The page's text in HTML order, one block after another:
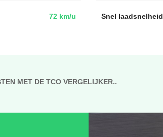
72 km/u Snel laadsnelheid
MET DE TCO VERGELIJKER..